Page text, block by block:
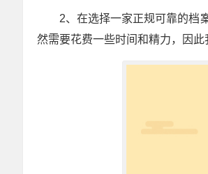
2、在选择一家正规可靠的档
然需要花费一些时间和精力，因此